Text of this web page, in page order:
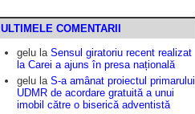
ULTIMELE COMENTARII
gelu la Sensul giratoriu recent realizat
la Carei a ajuns în presa națională
gelu la S-a amânat proiectul primarului
UDMR de acordare gratuită a unui
imobil către o biserică adventistă